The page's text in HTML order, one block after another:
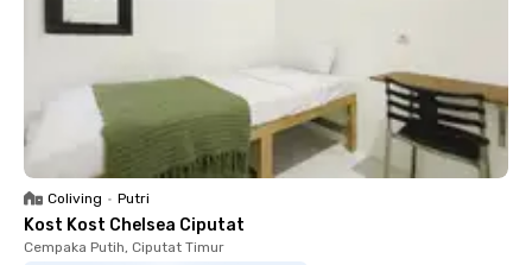
Coliving • Putri
Kost Kost Chelsea Ciputat
Cempaka Putih, Ciputat Timur